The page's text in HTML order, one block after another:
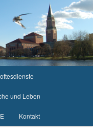
und Leben
Kontakt